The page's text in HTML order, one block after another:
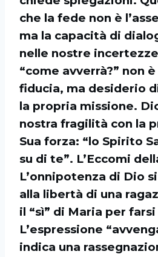
che la fede non è
ma la capacità di
nelle nostre
“come avverrà?” non
fiducia, ma desiderio
la propria missione.
nostra fragilità con la
Sua forza: “lo Spirito
su di te”. L’Eccomi
L’onnipotenza di Dio
alla libertà di una
il “sì” di Maria per
L’espressione
indica una